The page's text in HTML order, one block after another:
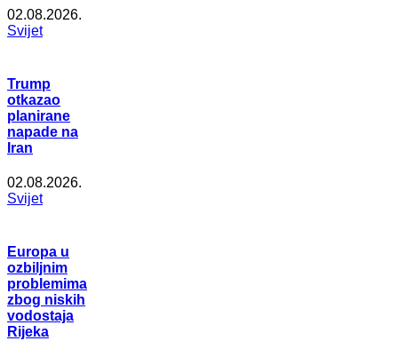
02.08.2026.
Svijet
Trump
otkazao
planirane
napade na
Iran
02.08.2026.
Svijet
Europa u
ozbiljnim
problemima
zbog niskih
vodostaja
Rijeka